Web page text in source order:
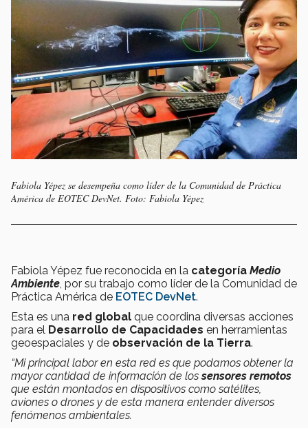
Fabiola Yépez se desempeña como líder de la Comunidad de Práctica
América de EOTEC DevNet. Foto: Fabiola Yépez
Fabiola Yépez fue reconocida en la categoría Medio
Ambiente, por su trabajo como líder de la Comunidad de
Práctica América de EOTEC DevNet.
Esta es una red global que coordina diversas acciones
para el Desarrollo de Capacidades en herramientas
geoespaciales y de observación de la Tierra.
“Mi principal labor en esta red es que podamos obtener la
mayor cantidad de información de lossensores remotos
que están montados en dispositivos como satélites,
aviones o drones y de esta manera entender diversos
fenómenos ambientales.